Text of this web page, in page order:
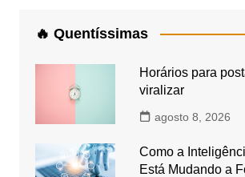
🔥 Quentíssimas
Horários para
viralizar
agosto 8, 2026
Como a
Está Mudando a